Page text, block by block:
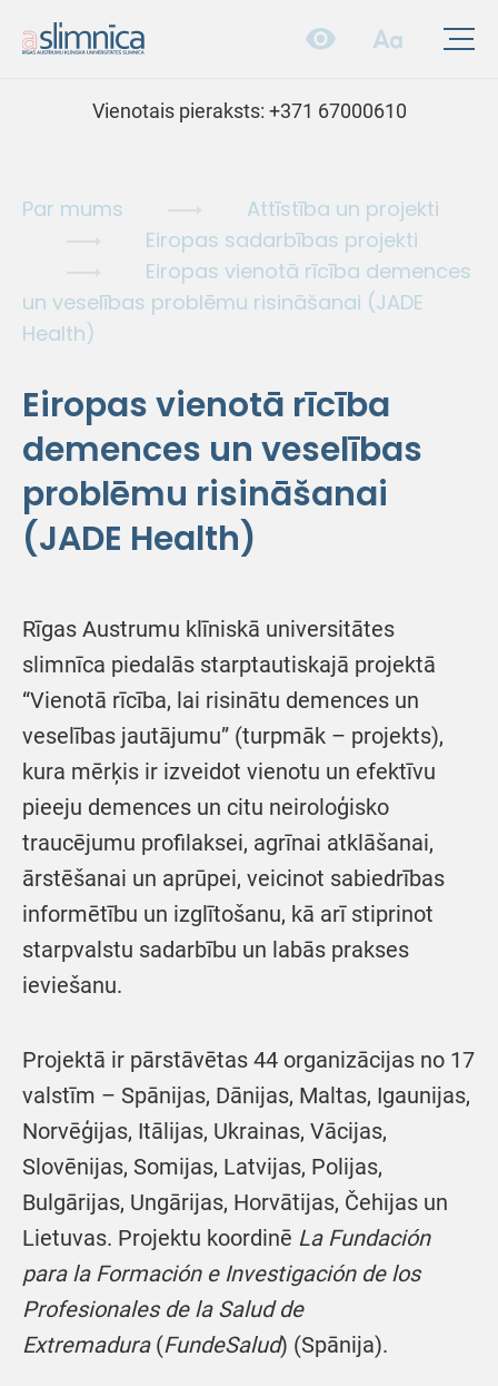
Vienotais pieraksts: +371 67000610
Par mums
Attīstība un projekti
Eiropas sadarbības projekti
Eiropas vienotā rīcība demences
un veselības problēmu risināšanai (JADE
Health)
Eiropas vienotā rīcība
demences un veselības
problēmu risināšanai
(JADE Health)
Rīgas Austrumu klīniskā universitātes
slimnīca piedalās starptautiskajā projektā
“Vienotā rīcība, lai risinātu demences un
veselības jautājumu” (turpmāk – projekts),
kura mērķis ir izveidot vienotu un efektīvu
pieeju demences un citu neiroloģisko
traucējumu profilaksei, agrīnai atklāšanai,
ārstēšanai un aprūpei, veicinot sabiedrības
informētību un izglītošanu, kā arī stiprinot
starpvalstu sadarbību un labās prakses
ieviešanu.
Projektā ir pārstāvētas 44 organizācijas no 17
valstīm – Spānijas, Dānijas, Maltas, Igaunijas,
Norvēģijas, Itālijas, Ukrainas, Vācijas,
Slovēnijas, Somijas, Latvijas, Polijas,
Bulgārijas, Ungārijas, Horvātijas, Čehijas un
Lietuvas. Projektu koordinē La Fundación
para la Formación e Investigación de los
Profesionales de la Salud de
Extremadura(FundeSalud) (Spānija).